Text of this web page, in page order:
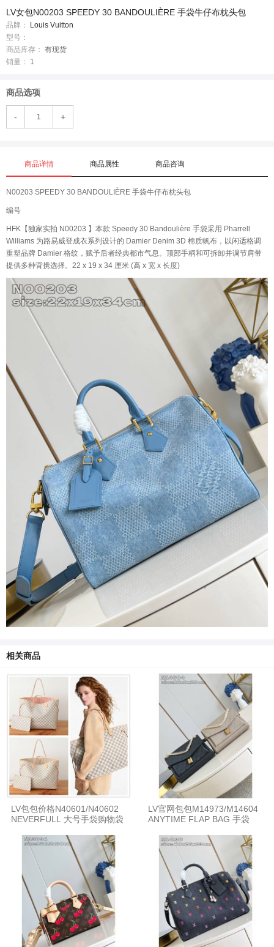
LV女包N00203 SPEEDY 30 BANDOULIÈRE 手袋牛仔布枕头包
品牌：
Louis Vuitton
型号：
商品库存： 有现货
销量：
1
商品选项
- +
商品详情 商品属性 商品咨询
N00203 SPEEDY 30 BANDOULIÈRE 手袋牛仔布枕头包
编号
HFK【独家实拍 N00203 】本款 Speedy 30 Bandoulière 手袋采用 Pharrell
Williams 为路易威登成衣系列设计的 Damier Denim 3D 棉质帆布，以闲适格调
重塑品牌 Damier 格纹，赋予后者经典都市气息。顶部手柄和可拆卸并调节肩带
提供多种背携选择。22 x 19 x 34 厘米 (高 x 宽 x 长度)
相关商品
LV包包价格N40601/N40602
NEVERFULL 大号手袋购物袋
LV官网包包M14973/M14604
ANYTIME FLAP BAG 手袋